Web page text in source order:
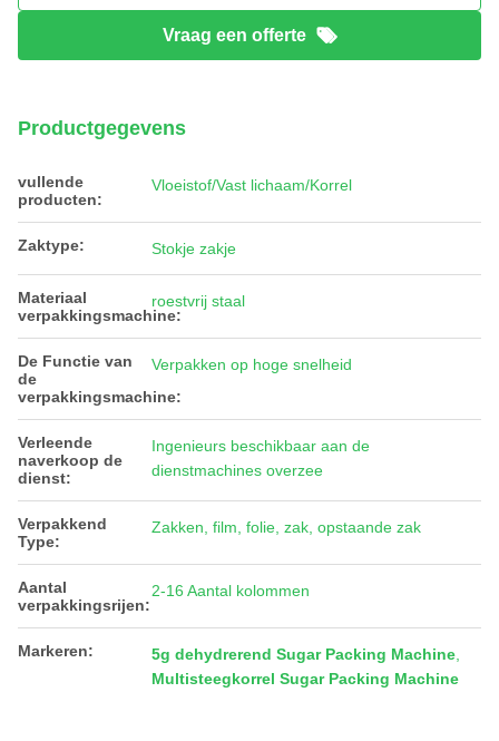
Vraag een offerte
Productgegevens
vullende
producten:
Vloeistof/Vast lichaam/Korrel
Zaktype: Stokje zakje
Materiaal
verpakkingsmachine:
roestvrij staal
De Functie van
de
verpakkingsmachine:
Verpakken op hoge snelheid
Verleende
naverkoop de
dienst:
Ingenieurs beschikbaar aan de
dienstmachines overzee
Verpakkend
Type:
Zakken, film, folie, zak, opstaande zak
Aantal
verpakkingsrijen:
2-16 Aantal kolommen
Markeren: 5g dehydrerend Sugar Packing Machine
Multisteegkorrel Sugar Packing Machine